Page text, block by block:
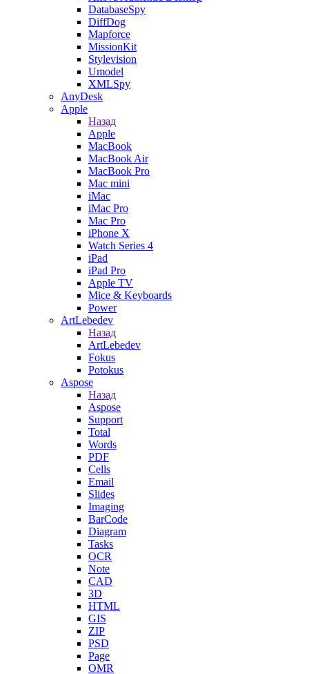
DatabaseSpy
DiffDog
Mapforce
MissionKit
Stylevision
Umodel
XMLSpy
AnyDesk
Apple
Назад
Apple
MacBook
MacBook Air
MacBook Pro
Mac mini
iMac
iMac Pro
Mac Pro
iPhone X
Watch Series 4
iPad
iPad Pro
Apple TV
Mice & Keyboards
Power
ArtLebedev
Назад
ArtLebedev
Fokus
Potokus
Aspose
Назад
Aspose
Support
Total
Words
PDF
Cells
Email
Slides
Imaging
BarCode
Diagram
Tasks
OCR
Note
CAD
3D
HTML
GIS
ZIP
PSD
Page
OMR